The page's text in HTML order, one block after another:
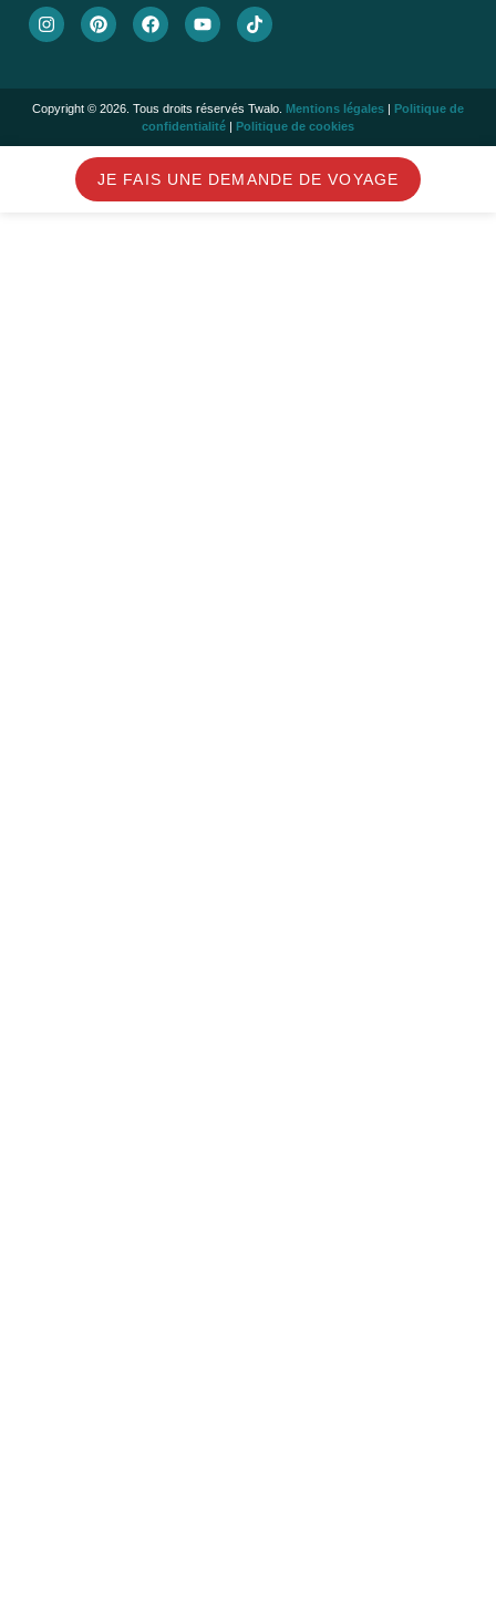
Copyright © 2026. Tous droits réservés Twalo. Mentions légales
Politique de
confidentialité
Politique de cookies
JE FAIS UNE DEMANDE DE VOYAGE